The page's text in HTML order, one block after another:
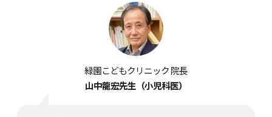
緑園こどもクリニック 院長
山中龍宏先生（小児科医）